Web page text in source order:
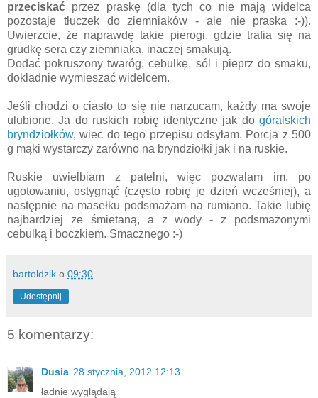
przeciskać przez praskę (dla tych co nie mają widelca
pozostaje tłuczek do ziemniaków - ale nie praska :-)).
Uwierzcie, że naprawdę takie pierogi, gdzie trafia się na
grudkę sera czy ziemniaka, inaczej smakują.
Dodać pokruszony twaróg, cebulkę, sól i pieprz do smaku,
dokładnie wymieszać widelcem.
Jeśli chodzi o ciasto to się nie narzucam, każdy ma swoje
ulubione. Ja do ruskich robię identyczne jak do góralskich
bryndziołków, wiec do tego przepisu odsyłam. Porcja z 500
g mąki wystarczy zarówno na bryndziołki jak i na ruskie.
Ruskie uwielbiam z patelni, więc pozwalam im, po
ugotowaniu, ostygnąć (często robię je dzień wcześniej), a
następnie na masełku podsmażam na rumiano. Takie lubię
najbardziej ze śmietaną, a z wody - z podsmażonymi
cebulką i boczkiem. Smacznego :-)
bartoldzik o 09:30
Udostępnij
5 komentarzy:
Dusia 28 stycznia, 2012 12:13
ładnie wyglądają